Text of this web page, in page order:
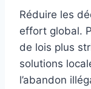
Réduire les
effort global.
de lois plus
solutions
l’abandon